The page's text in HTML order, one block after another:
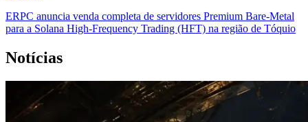
ERPC anuncia venda completa de servidores Premium Bare-Metal
para a Solana High-Frequency Trading (HFT) na região de Tóquio
Notícias